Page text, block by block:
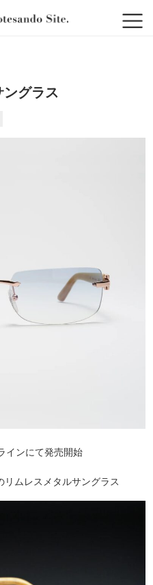
ングラス
インにて発売開始
ムレスメタルサングラス